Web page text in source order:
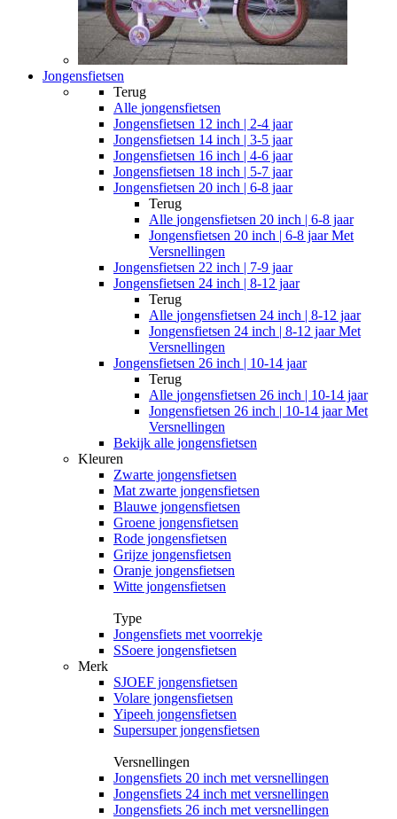
Jongensfietsen
Terug
Alle jongensfietsen
Jongensfietsen 12 inch | 2-4 jaar
Jongensfietsen 14 inch | 3-5 jaar
Jongensfietsen 16 inch | 4-6 jaar
Jongensfietsen 18 inch | 5-7 jaar
Jongensfietsen 20 inch | 6-8 jaar
Terug
Alle jongensfietsen 20 inch | 6-8 jaar
Jongensfietsen 20 inch | 6-8 jaar Met
Versnellingen
Jongensfietsen 22 inch | 7-9 jaar
Jongensfietsen 24 inch | 8-12 jaar
Terug
Alle jongensfietsen 24 inch | 8-12 jaar
Jongensfietsen 24 inch | 8-12 jaar Met
Versnellingen
Jongensfietsen 26 inch | 10-14 jaar
Terug
Alle jongensfietsen 26 inch | 10-14 jaar
Jongensfietsen 26 inch | 10-14 jaar Met
Versnellingen
Bekijk alle jongensfietsen
Kleuren
Zwarte jongensfietsen
Mat zwarte jongensfietsen
Blauwe jongensfietsen
Groene jongensfietsen
Rode jongensfietsen
Grijze jongensfietsen
Oranje jongensfietsen
Witte jongensfietsen
Type
Jongensfiets met voorrekje
SSoere jongensfietsen
Merk
SJOEF jongensfietsen
Volare jongensfietsen
Yipeeh jongensfietsen
Supersuper jongensfietsen
Versnellingen
Jongensfiets 20 inch met versnellingen
Jongensfiets 24 inch met versnellingen
Jongensfiets 26 inch met versnellingen